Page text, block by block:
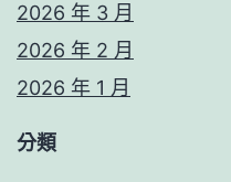
2026 年 3 月
2026 年 2 月
2026 年 1 月
分類